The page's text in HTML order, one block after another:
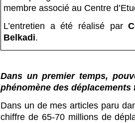
membre associé au Centre
L’entretien a été réalisé par
Belkadi.
Dans un premier temps,
phénomène des
Dans un de mes articles paru
chiffre de 65-70 millions de